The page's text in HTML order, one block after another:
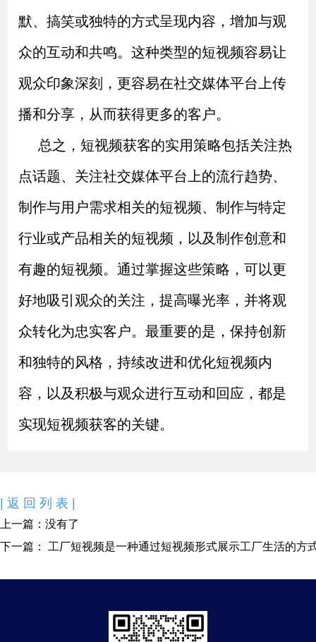
默、搞笑或独特的方式呈现内容，增加与观
众的互动和共鸣。这种类型的短视频容易让
观众印象深刻，更容易在社交媒体平台上传
播和分享，从而获得更多的客户。
总之，短视频获客的实用策略包括关注热
点话题、关注社交媒体平台上的流行趋势、
制作与用户需求相关的短视频、制作与特定
行业或产品相关的短视频，以及制作创意和
有趣的短视频。通过掌握这些策略，可以更
好地吸引观众的关注，提高曝光率，并将观
众转化为忠实客户。最重要的是，保持创新
和独特的风格，持续改进和优化短视频内
容，以及积极与观众进行互动和回应，都是
实现短视频获客的关键。
|返回列表|
上一篇：没有了
下一篇： 工厂短视频是一种通过短视频形式展示工厂生活的方